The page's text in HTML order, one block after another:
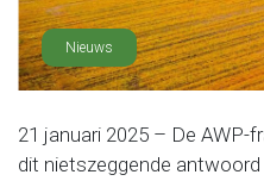
Nieuws
21 januari 2025 – De AWP-
dit nietszeggende